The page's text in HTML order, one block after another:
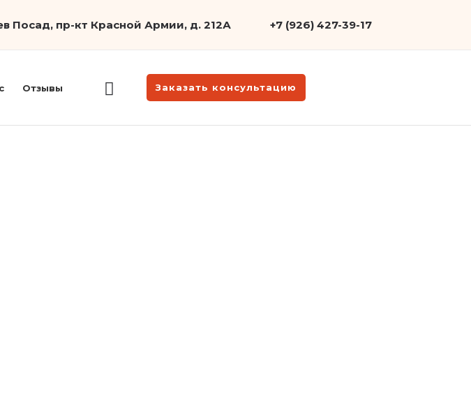
Посад, пр-кт Красной Армии, д. 212А +7 (926) 427-39-17
Отзывы Заказать консультацию